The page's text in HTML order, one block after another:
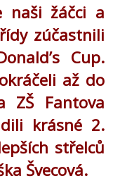
naši žáčci a
zúčastnili
Cup.
až do
ZŠ Fantova
krásné 2.
střelců
Švecová.